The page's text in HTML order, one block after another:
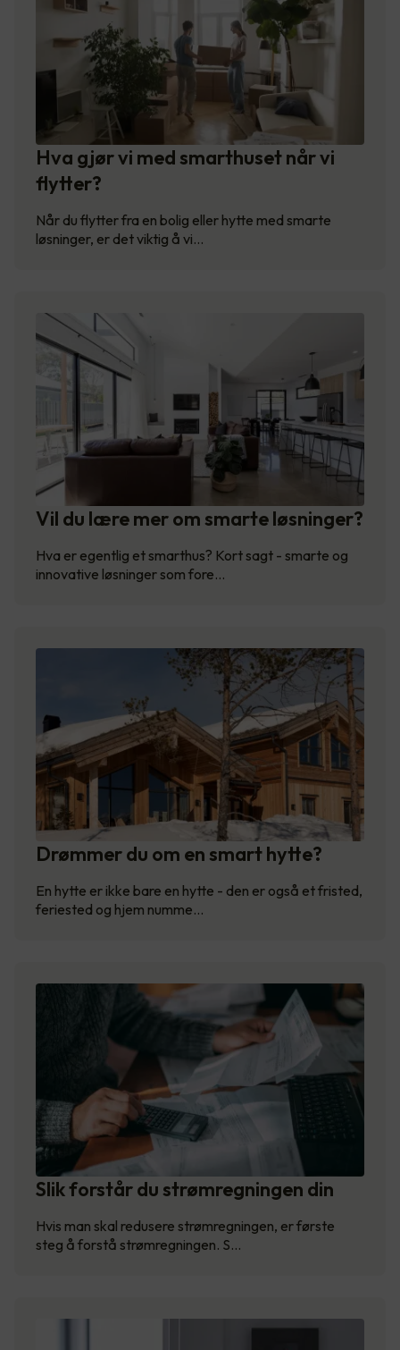
Hva gjør vi med smarthuset når vi
flytter?
Når du flytter fra en bolig eller hytte med smarte
løsninger, er det viktig å vi…
Vil du lære mer om smarte løsninger?
Hva er egentlig et smarthus? Kort sagt - smarte og
innovative løsninger som fore…
Drømmer du om en smart hytte?
En hytte er ikke bare en hytte - den er også et fristed,
feriested og hjem numme…
Slik forstår du strømregningen din
Hvis man skal redusere strømregningen, er første
steg å forstå strømregningen. S…